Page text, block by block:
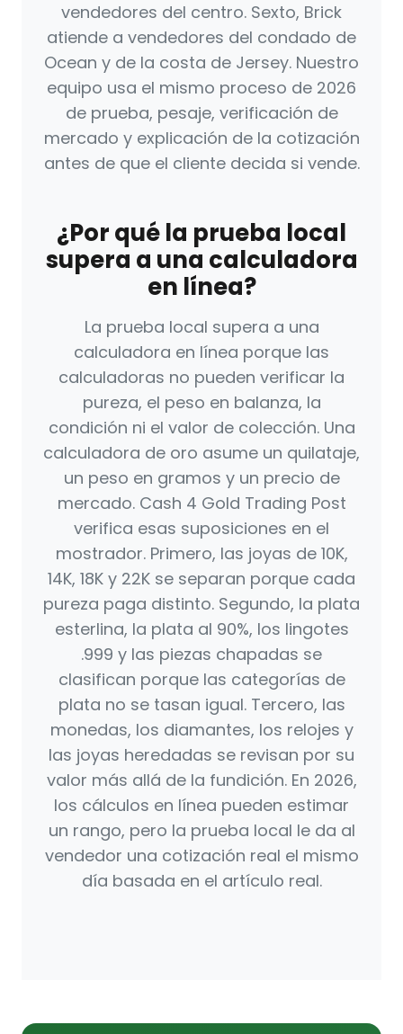
vendedores del centro. Sexto, Brick
atiende a vendedores del condado de
Ocean y de la costa de Jersey. Nuestro
equipo usa el mismo proceso de 2026
de prueba, pesaje, verificación de
mercado y explicación de la cotización
antes de que el cliente decida si vende.
¿Por qué la prueba local
supera a una calculadora
en línea?
La prueba local supera a una
calculadora en línea porque las
calculadoras no pueden verificar la
pureza, el peso en balanza, la
condición ni el valor de colección. Una
calculadora de oro asume un quilataje,
un peso en gramos y un precio de
mercado. Cash 4 Gold Trading Post
verifica esas suposiciones en el
mostrador. Primero, las joyas de 10K,
14K, 18K y 22K se separan porque cada
pureza paga distinto. Segundo, la plata
esterlina, la plata al 90%, los lingotes
.999 y las piezas chapadas se
clasifican porque las categorías de
plata no se tasan igual. Tercero, las
monedas, los diamantes, los relojes y
las joyas heredadas se revisan por su
valor más allá de la fundición. En 2026,
los cálculos en línea pueden estimar
un rango, pero la prueba local le da al
vendedor una cotización real el mismo
día basada en el artículo real.